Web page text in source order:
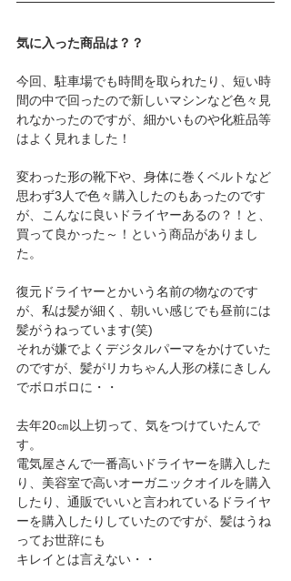
気に入った商品は？？
今回、駐車場でも時間を取られたり、短い時
間の中で回ったので新しいマシンなど色々見
れなかったのですが、細かいものや化粧品等
はよく見れました！
変わった形の靴下や、身体に巻くベルトなど
思わず3人で色々購入したのもあったのです
が、こんなに良いドライヤーあるの？！と、
買って良かった～！という商品がありまし
た。
復元ドライヤーとかいう名前の物なのです
が、私は髪が細く、朝いい感じでも昼前には
髪がうねっています(笑)
それが嫌でよくデジタルパーマをかけていた
のですが、髪がリカちゃん人形の様にきしん
でボロボロに・・
去年20㎝以上切って、気をつけていたんで
す。
電気屋さんで一番高いドライヤーを購入した
り、美容室で高いオーガニックオイルを購入
したり、通販でいいと言われているドライヤ
ーを購入したりしていたのですが、髪はうね
ってお世辞にも
キレイとは言えない・・